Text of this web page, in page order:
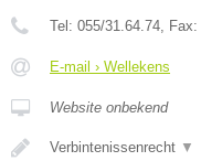
Tel: 055/31.64.74, Fax:
E-mail › Wellekens
Website onbekend
Verbintenissenrecht ▼